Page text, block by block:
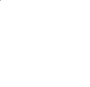
Часть
до